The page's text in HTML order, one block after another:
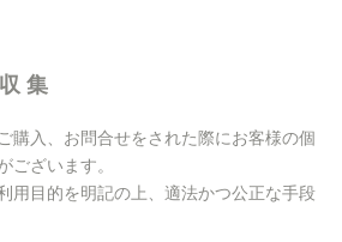
集
購入、お問合せをされた際にお客様の個
ございます。
用目的を明記の上、適法かつ公正な手段